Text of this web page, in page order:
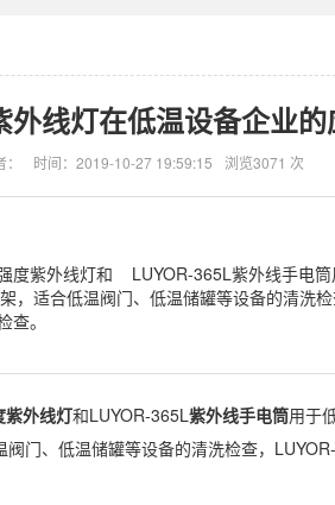
外线灯在低温设备企业的
时间：2019-10-27 19:59:15 浏览3071 次
度紫外线灯和 LUYOR-365L紫外线手电
，适合低温阀门、低温储罐等设备的清洗
。
紫外线灯和LUYOR-365L紫外线手电筒用于
门、低温储罐等设备的清洗检查，